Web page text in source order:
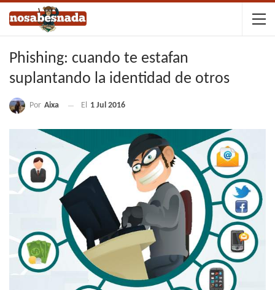
Phishing: cuando te estafan
suplantando la identidad de otros
Por Aixa El 1 Jul 2016